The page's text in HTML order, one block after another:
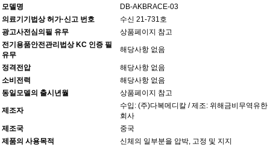
모델명
DB-AKBRACE-03
의료기기법상 허가·신고 번호
수신 21-731호
광고사전심의필 유무
상품페이지 참고
전기용품안전관리법상 KC 인증 필
유무
해당사항 없음
정격전압
해당사항 없음
소비전력
해당사항 없음
동일모델의 출시년월
상품페이지 참고
제조자
수입: (주)다복메디칼 / 제조: 위해금비무역유한
회사
제조국
중국
제품의 사용목적
신체의 일부분을 압박, 고정 및 지지